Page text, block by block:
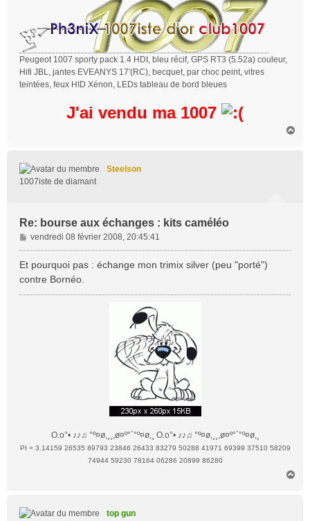
Peugeot 1007 sporty pack 1.4 HDI, bleu récif, GPS RT3 (5.52a) couleur,
Hifi JBL, jantes EVEANYS 17'(RC), becquet, par choc peint, vitres
teintées, feux HID Xénon, LEDs tableau de bord bleues
J'ai vendu ma 1007
Steelson
1007iste de diamant
Re: bourse aux échanges : kits caméléo
M
e
s
vendredi 08 février 2008, 20:45:41
Et pourquoi pas : échange mon trimix silver (peu "porté")
contre Bornéo.
O.o°• ♪♪♫ °º¤ø,¸¸,ø¤º°`°º¤ø,¸ O.o°• ♪♪♫ °º¤ø,¸¸,ø¤º°`°º¤ø,¸
PI = 3.14159 26535 89793 23846 26433 83279 50288 41971 69399 37510 58209
74944 59230 78164 06286 20899 86280
top gun